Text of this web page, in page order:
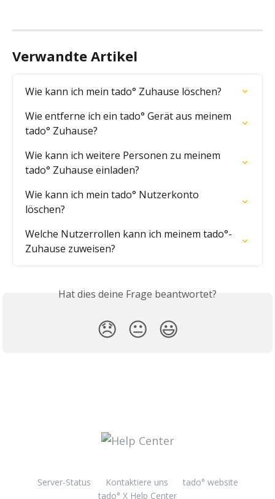
Verwandte Artikel
Wie kann ich mein tado° Zuhause löschen?
Wie entferne ich ein tado° Gerät aus meinem
tado° Zuhause?
Wie kann ich weitere Personen zu meinem
tado° Zuhause einladen?
Wie kann ich mein tado° Nutzerkonto
löschen?
Welche Nutzerrollen kann ich meinem tado°-
Zuhause zuweisen?
Hat dies deine Frage beantwortet?
😞 😐 😃
Server-Status Kontaktiere uns
tado° website
tado° X Help Center